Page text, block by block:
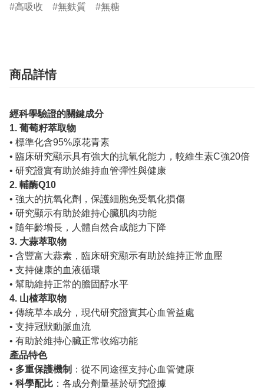
高吸收 無麩質 無糖
商品詳情
經科學驗證的關鍵成分
1. 葡萄籽萃取物
• 標準化含95%原花青素
• 臨床研究顯示具有強大的抗氧化能力，較維生素C強20倍
• 研究證實有助於維持血管彈性與健康
2. 輔酶Q10
• 強大的抗氧化劑，保護細胞免受氧化損傷
• 研究顯示有助於維持心臟肌肉功能
• 隨年齡增長，人體自然合成能力下降
3. 大蒜萃取物
• 含豐富大蒜素，臨床研究顯示有助於維持正常血壓
• 支持健康的血液循環
• 幫助維持正常的膽固醇水平
4. 山楂萃取物
• 傳統草本成分，現代研究證實其心血管益處
• 支持冠狀動脈血流
• 有助於維持心臟正常收縮功能
產品特色
• 多重保護機制 ：從不同途徑支持心血管健康
• 科學配比 ：各成分劑量基於研究證據